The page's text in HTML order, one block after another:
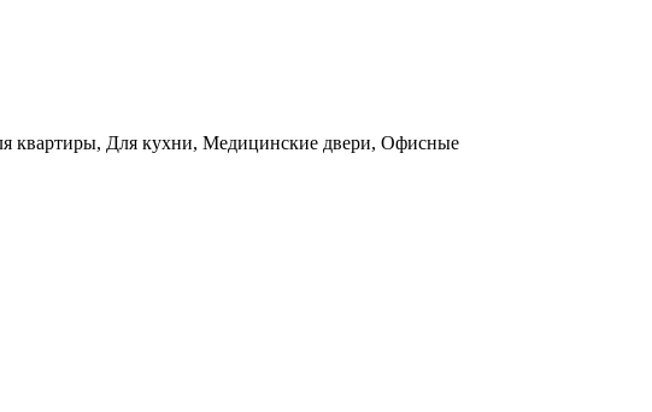
квартиры, Для кухни, Медицинские двери, Офисные